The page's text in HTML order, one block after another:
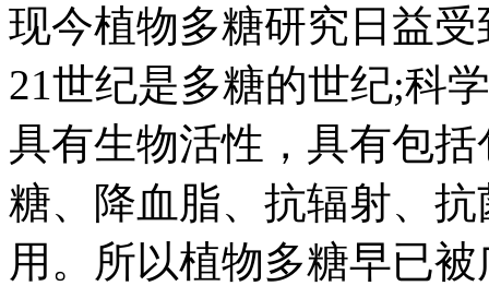
现今植物多糖研究日益
21世纪是多糖的世纪;科
具有生物活性，具有包
糖、降血脂、抗辐射、
用。所以植物多糖早已